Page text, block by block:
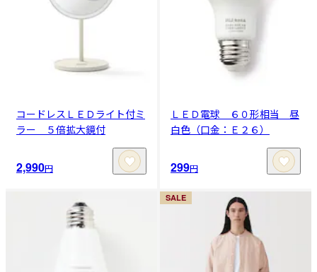
コードレスＬＥＤライト付ミ
ラー ５倍拡大鏡付
2,990円
ＬＥＤ電球 ６０形相当 昼
白色（口金：Ｅ２６）
299円
SALE